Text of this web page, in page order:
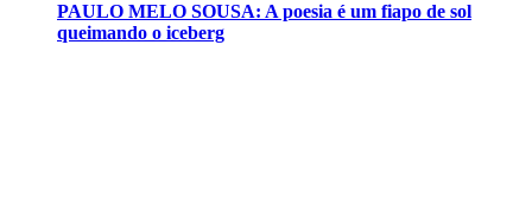
PAULO MELO SOUSA: A poesia é um fiapo de sol
queimando o iceberg